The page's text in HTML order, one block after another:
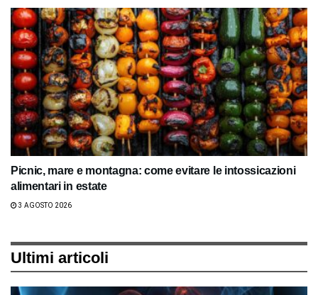
Picnic, mare e montagna: come evitare le intossicazioni
alimentari in estate
3 AGOSTO 2026
Ultimi articoli